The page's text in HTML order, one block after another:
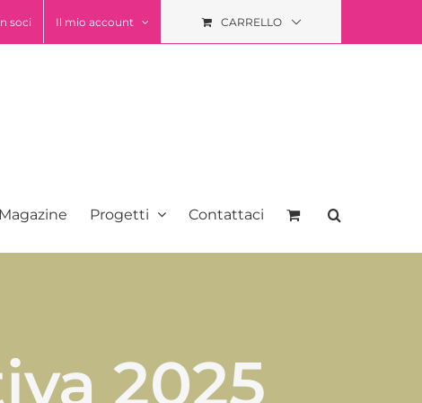
soci Il mio account CARRELLO
Magazine Progetti Contattaci
2025